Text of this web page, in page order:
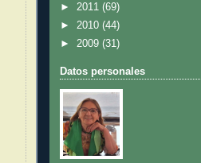
► 2011 (69)
► 2010 (44)
► 2009 (31)
Datos personales